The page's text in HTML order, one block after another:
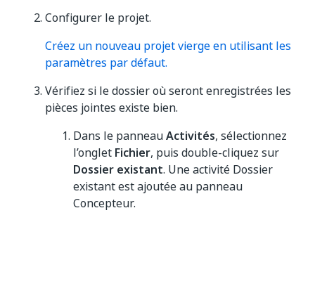
Configurer le projet.
Créez un nouveau projet vierge en utilisant les
paramètres par défaut.
Vérifiez si le dossier où seront enregistrées les
pièces jointes existe bien.
Dans le panneauActivités, sélectionnez
l’onglet Fichier, puis double-cliquez sur
Dossier existant. Une activité Dossier
existant est ajoutée au panneau
Concepteur.